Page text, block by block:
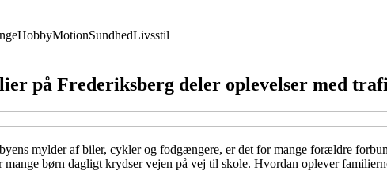
HobbyMotionSundhedLivsstil
på Frederiksberg deler oplevelser med
mylder af biler, cykler og fodgængere, er det for mange forældre
børn dagligt krydser vejen på vej til skole. Hvordan oplever